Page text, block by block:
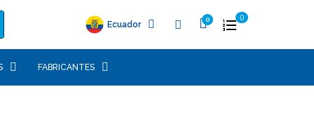
Ecuador
0
FABRICANTES